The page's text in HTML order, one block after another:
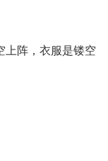
上阵，衣服是镂空